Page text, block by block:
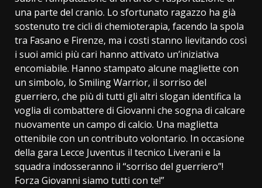
una parte del cranio. Lo sfortunato ragazzo ha già
sostenuto tre cicli di chemioterapia, facendo la spola
tra Fasano e Firenze, ma i costi stanno lievitando così
i suoi amici più cari hanno attivato un’iniziativa
encomiabile. Hanno stampato alcune magliette con
un simbolo, lo Smiling Warrior, il sorriso del
guerriero, che più di tutti gli altri slogan identifica la
voglia di combattere di Giovanni che sogna di calcare
nuovamente un campo di calcio. Una maglietta
ottenibile con un contributo volontario. In occasione
della gara Lecce Juventus il tecnico Liverani e la
squadra indosseranno il “sorriso del guerriero”!
Forza Giovanni siamo tutti con te!”